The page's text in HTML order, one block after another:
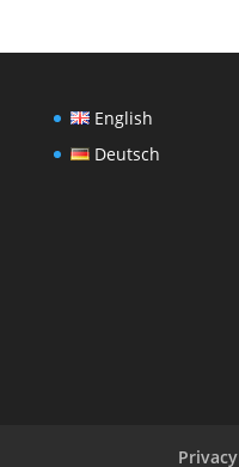
English
Deutsch
Privacy